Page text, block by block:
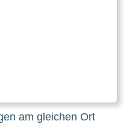
am gleichen Ort